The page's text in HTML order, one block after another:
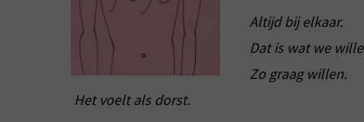
Altijd bij elkaar.
Dat is wat we
Zo graag willen.
Het voelt als dorst.